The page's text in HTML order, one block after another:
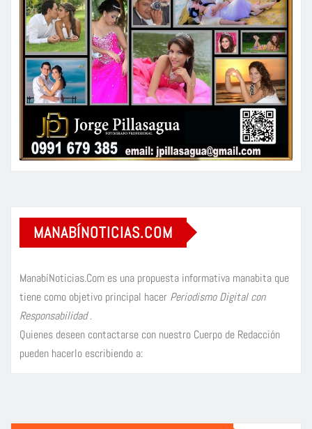
MANABÍNOTICIAS.COM
ManabíNoticias.Com es una propuesta informativa manabita que
tiene como objetivo principal hacer Periodismo Digital con
Responsabilidad.
Quienes deseen contactarse con nuestro Cuerpo de Redacción
pueden hacerlo escribiendo a: